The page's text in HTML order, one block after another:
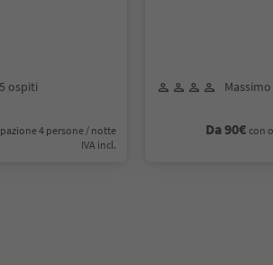
ospiti
4 persone / notte
IVA incl.
Da 90€ con